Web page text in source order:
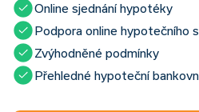
Online sjednání hypotéky
Podpora online hypotečního
Zvýhodněné podmínky
Přehledné hypoteční